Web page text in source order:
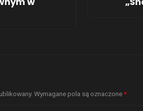
Wymagane pola są oznaczone*